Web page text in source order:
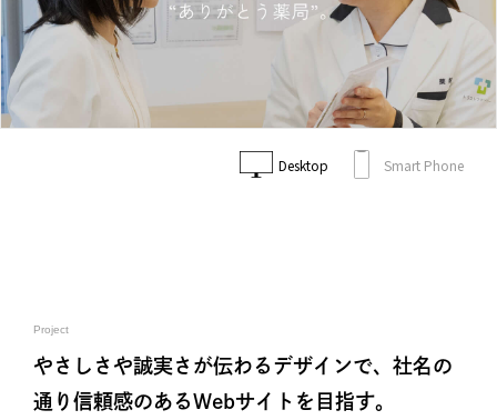
Desktop Smart Phone
Project
やさしさや誠実さが伝わるデザインで、社名の
通り信頼感のあるWebサイトを目指す。